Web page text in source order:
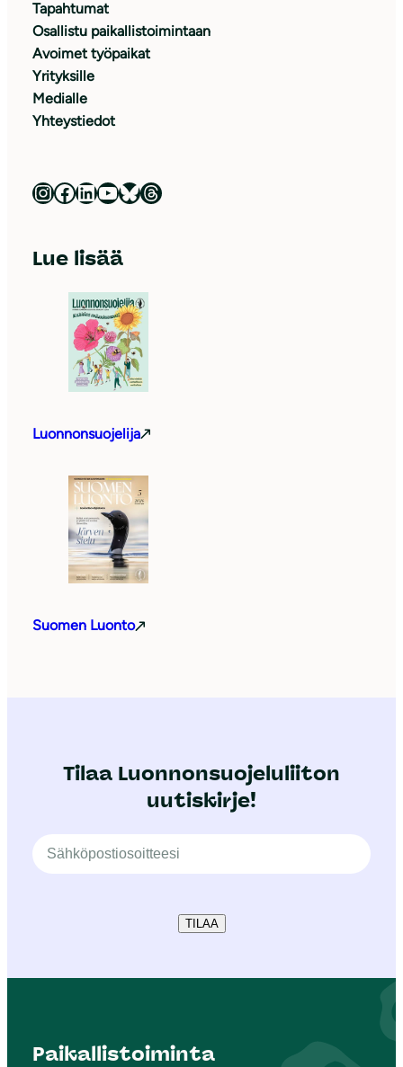
Tapahtumat
Osallistu paikallistoimintaan
Avoimet työpaikat
Yrityksille
Medialle
Yhteystiedot
Luonnonsuojeluliitto Instagramissa Luonnonsuojeluliitto Facebookissa Luonnonsuojeluliitto LinkedInissä Luonnonsuojeluliiton YouTube-kanava Luonnonsuojeluliitto Blueskyssa Luonnonsuojeluliitto Threadsissa
Lue lisää
Luonnonsuojelija
Suomen Luonto
Tilaa Luonnonsuojeluliiton
uutiskirje!
TILAA
Paikallistoiminta